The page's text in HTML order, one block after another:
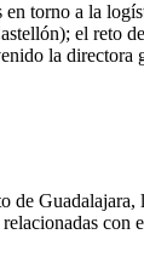
torno a la
el reto
la directora